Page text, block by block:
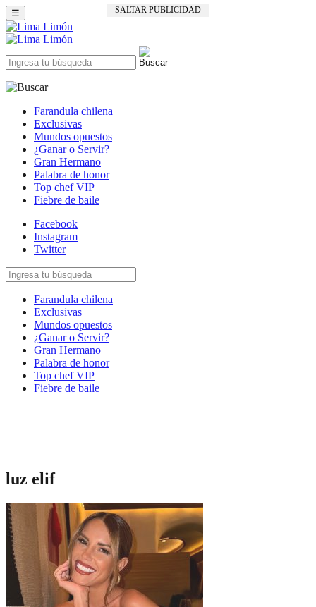
SALTAR PUBLICIDAD
☰
Farandula chilena
Exclusivas
Mundos opuestos
¿Ganar o Servir?
Gran Hermano
Palabra de honor
Top chef VIP
Fiebre de baile
Facebook
Instagram
Twitter
Farandula chilena
Exclusivas
Mundos opuestos
¿Ganar o Servir?
Gran Hermano
Palabra de honor
Top chef VIP
Fiebre de baile
luz elif